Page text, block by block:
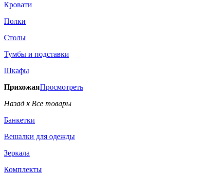
Кровати
Полки
Столы
Тумбы и подставки
Шкафы
ПрихожаяПросмотреть
Назад к Все товары
Банкетки
Вешалки для одежды
Зеркала
Комплекты